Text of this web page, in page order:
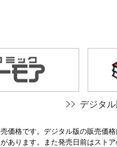
デジタ
価格です。デジタル版の販売価格
ります。また発売日前はストア